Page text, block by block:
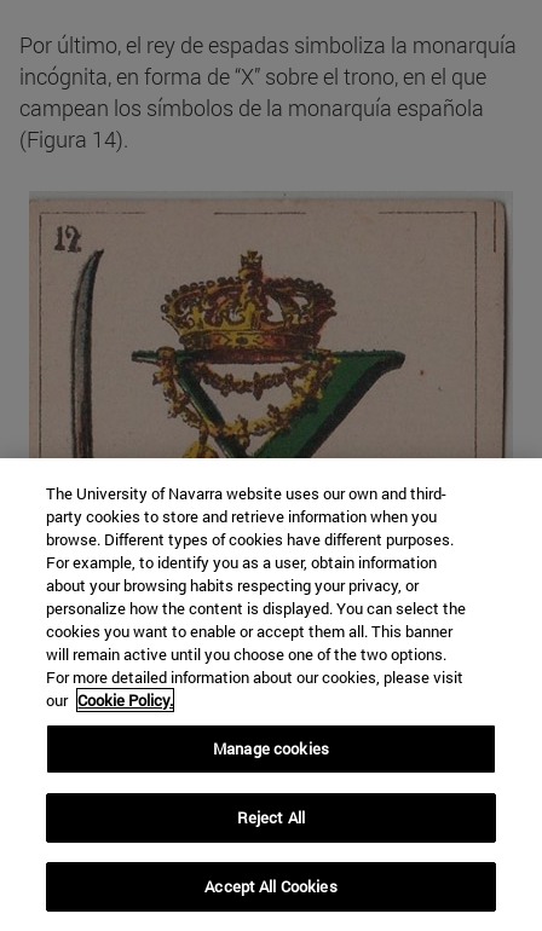
Por último, el rey de espadas simboliza la monarquía
incógnita, en forma de “X” sobre el trono, en el que
campean los símbolos de la monarquía española
(Figura 14).
The University of Navarra website uses our own and third-
party cookies to store and retrieve information when you
browse. Different types of cookies have different purposes.
For example, to identify you as a user, obtain information
about your browsing habits respecting your privacy, or
personalize how the content is displayed. You can select the
cookies you want to enable or accept them all. This banner
will remain active until you choose one of the two options.
For more detailed information about our cookies, please visit
our Cookie Policy.
Manage cookies
Reject All
Accept All Cookies